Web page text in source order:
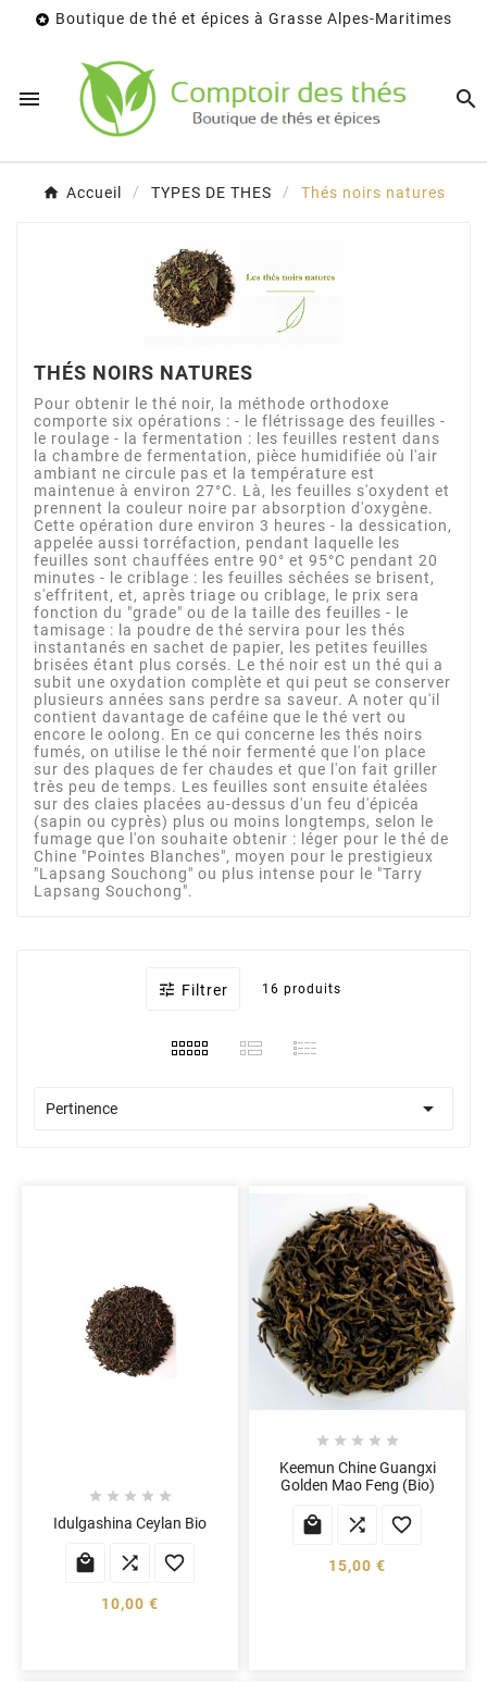
 Boutique de thé et épices à Grasse Alpes-Maritimes
 
Accueil TYPES DE THES Thés noirs natures
THÉS NOIRS NATURES
Pour obtenir le thé noir, la méthode orthodoxe
comporte six opérations : - le flétrissage des feuilles -
le roulage - la fermentation : les feuilles restent dans
la chambre de fermentation, pièce humidifiée où l'air
ambiant ne circule pas et la température est
maintenue à environ 27°C. Là, les feuilles s'oxydent et
prennent la couleur noire par absorption d'oxygène.
Cette opération dure environ 3 heures - la dessication,
appelée aussi torréfaction, pendant laquelle les
feuilles sont chauffées entre 90° et 95°C pendant 20
minutes - le criblage : les feuilles séchées se brisent,
s'effritent, et, après triage ou criblage, le prix sera
fonction du "grade" ou de la taille des feuilles - le
tamisage : la poudre de thé servira pour les thés
instantanés en sachet de papier, les petites feuilles
brisées étant plus corsés. Le thé noir est un thé qui a
subit une oxydation complète et qui peut se conserver
plusieurs années sans perdre sa saveur. A noter qu'il
contient davantage de caféine que le thé vert ou
encore le oolong. En ce qui concerne les thés noirs
fumés, on utilise le thé noir fermenté que l'on place
sur des plaques de fer chaudes et que l'on fait griller
très peu de temps. Les feuilles sont ensuite étalées
sur des claies placées au-dessus d'un feu d'épicéa
(sapin ou cyprès) plus ou moins longtemps, selon le
fumage que l'on souhaite obtenir : léger pour le thé de
Chine "Pointes Blanches", moyen pour le prestigieux
"Lapsang Souchong" ou plus intense pour le "Tarry
Lapsang Souchong".
 Filtrer 16 produits
Pertinence 
    
Idulgashina Ceylan Bio
  
10,00 €
    
Keemun Chine Guangxi
Golden Mao Feng (Bio)
  
15,00 €